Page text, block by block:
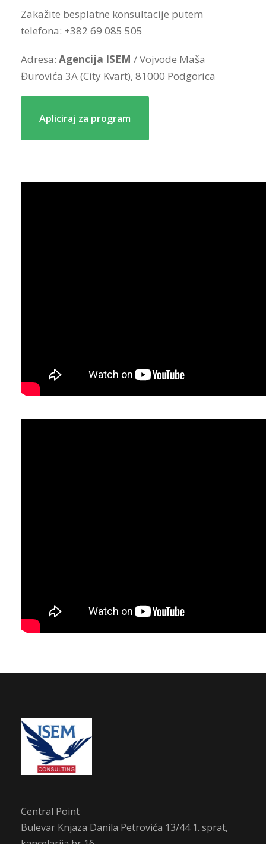
Zakažite besplatne konsultacije putem
telefona: +382 69 085 505
Adresa: Agencija ISEM / Vojvode Maša
Đurovića 3A (City Kvart), 81000 Podgorica
Apliciraj za program
Central Point
Bulevar Knjaza Danila Petrovića 13/44 1. sprat,